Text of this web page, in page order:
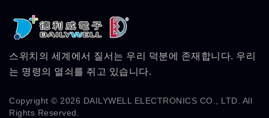
스위치의 세계에서 질서는 우리 덕분에 존재합니다. 우리
는 명령의 열쇠를 쥐고 있습니다.
Copyright © 2026 DAILYWELL ELECTRONICS CO., LTD. All
Rights Reserved.